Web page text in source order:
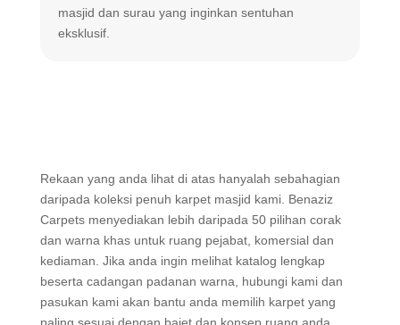
masjid dan surau yang inginkan sentuhan
eksklusif.
Rekaan yang anda lihat di atas hanyalah sebahagian
daripada koleksi penuh karpet masjid kami. Benaziz
Carpets menyediakan lebih daripada 50 pilihan corak
dan warna khas untuk ruang pejabat, komersial dan
kediaman. Jika anda ingin melihat katalog lengkap
beserta cadangan padanan warna, hubungi kami dan
pasukan kami akan bantu anda memilih karpet yang